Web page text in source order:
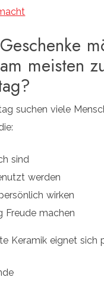
meisten
suchen viele
sind
werden
wirken
Freude machen
Keramik eignet sich